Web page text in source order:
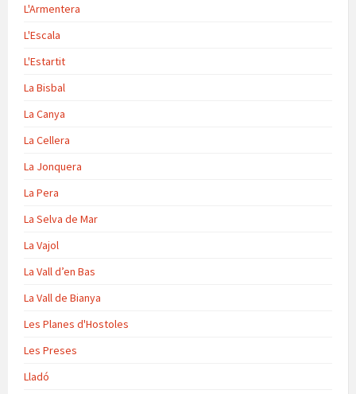
L'Armentera
L'Escala
L'Estartit
La Bisbal
La Canya
La Cellera
La Jonquera
La Pera
La Selva de Mar
La Vajol
La Vall d’en Bas
La Vall de Bianya
Les Planes d'Hostoles
Les Preses
Lladó